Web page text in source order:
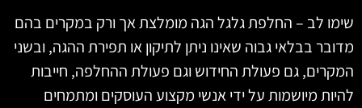
שימו לב – החלפת גלגל הגה מומלצת אך ורק במקרים בהם
מדובר בבלאי גבוה שאינו ניתן לתיקון או תפירת ההגה, ובשני
המקרים, גם פעולת החידוש וגם פעולת ההחלפה, חייבות
להיות מיושמות על ידי אנשי מקצוע העוסקים ומתמחים